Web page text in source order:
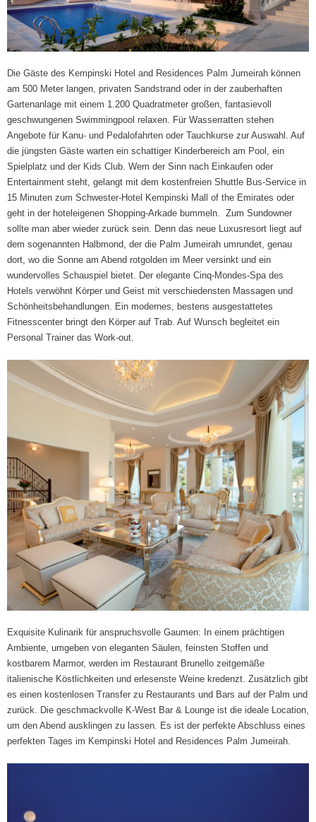
Die Gäste des Kempinski Hotel and Residences Palm Jumeirah können
am 500 Meter langen, privaten Sandstrand oder in der zauberhaften
Gartenanlage mit einem 1.200 Quadratmeter großen, fantasievoll
geschwungenen Swimmingpool relaxen. Für Wasserratten stehen
Angebote für Kanu- und Pedalofahrten oder Tauchkurse zur Auswahl. Auf
die jüngsten Gäste warten ein schattiger Kinderbereich am Pool, ein
Spielplatz und der Kids Club. Wem der Sinn nach Einkaufen oder
Entertainment steht, gelangt mit dem kostenfreien Shuttle Bus-Service in
15 Minuten zum Schwester-Hotel Kempinski Mall of the Emirates oder
geht in der hoteleigenen Shopping-Arkade bummeln. Zum Sundowner
sollte man aber wieder zurück sein. Denn das neue Luxusresort liegt auf
dem sogenannten Halbmond, der die Palm Jumeirah umrundet, genau
dort, wo die Sonne am Abend rotgolden im Meer versinkt und ein
wundervolles Schauspiel bietet. Der elegante Cinq-Mondes-Spa des
Hotels verwöhnt Körper und Geist mit verschiedensten Massagen und
Schönheitsbehandlungen. Ein modernes, bestens ausgestattetes
Fitnesscenter bringt den Körper auf Trab. Auf Wunsch begleitet ein
Personal Trainer das Work-out.
Exquisite Kulinarik für anspruchsvolle Gaumen: In einem prächtigen
Ambiente, umgeben von eleganten Säulen, feinsten Stoffen und
kostbarem Marmor, werden im Restaurant Brunello zeitgemäße
italienische Köstlichkeiten und erlesenste Weine kredenzt. Zusätzlich gibt
es einen kostenlosen Transfer zu Restaurants und Bars auf der Palm und
zurück. Die geschmackvolle K-West Bar & Lounge ist die ideale Location,
um den Abend ausklingen zu lassen. Es ist der perfekte Abschluss eines
perfekten Tages im Kempinski Hotel and Residences Palm Jumeirah.